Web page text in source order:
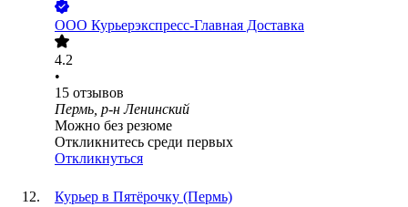
ООО Курьерэкспресс-Главная Доставка
4.2
•
15 отзывов
Пермь, р-н Ленинский
Можно без резюме
Откликнитесь среди первых
Откликнуться
Курьер в Пятёрочку (Пермь)